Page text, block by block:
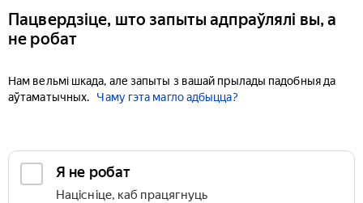
Пацвердзіце, што запыты адпраўлялі вы, а
не робат
Нам вельмі шкада, але запыты з вашай прылады падобныя да
аўтаматычных.
Чаму гэта магло адбыцца?
Я не робат
Націсніце, каб працягнуць